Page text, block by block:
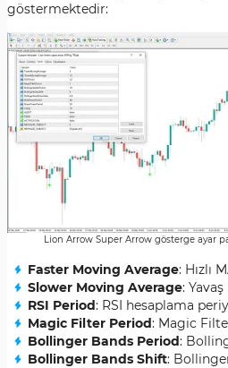
göstermektedir:
Lion Arrow Super Arrow gösterge ayar
Faster Moving Average: Hızlı
Slower Moving Average:
RSI Period: RSI hesaplama
Magic Filter Period: Magic
Bollinger Bands Period:
Bollinger Bands Shift: